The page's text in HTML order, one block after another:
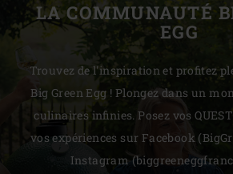
LA COMMUNAUTÉ
EGG
Trouvez de l'inspiration et profitez
Big Green Egg ! Plongez dans un
culinaires infinies. Posez vos
vos expériences sur Facebook
Instagram